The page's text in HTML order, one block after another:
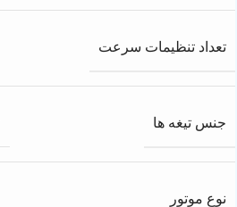
تعداد تنظیمات سرعت
جنس تیغه ها
نوع موتور